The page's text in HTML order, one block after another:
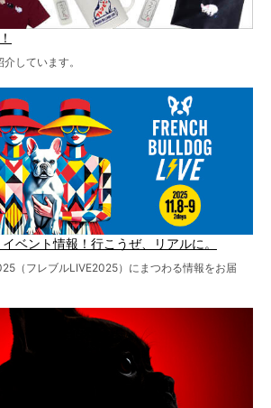
しています。
イベント情報！行こうぜ、リアルに。
（フレブルLIVE2025）にまつわる情報をお届